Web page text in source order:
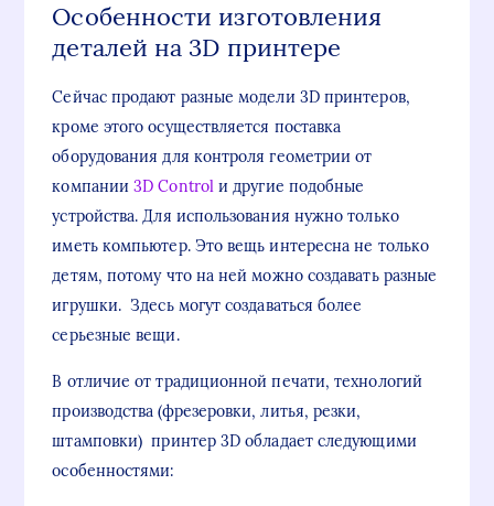
Особенности изготовления
деталей на 3D принтере
Сейчас продают разные модели 3D принтеров,
кроме этого осуществляется поставка
оборудования для контроля геометрии от
компании3D Controlи другие подобные
устройства. Для использования нужно только
иметь компьютер. Это вещь интересна не только
детям, потому что на ней можно создавать разные
игрушки. Здесь могут создаваться более
серьезные вещи.
В отличие от традиционной печати, технологий
производства (фрезеровки, литья, резки,
штамповки) принтер 3D обладает следующими
особенностями: